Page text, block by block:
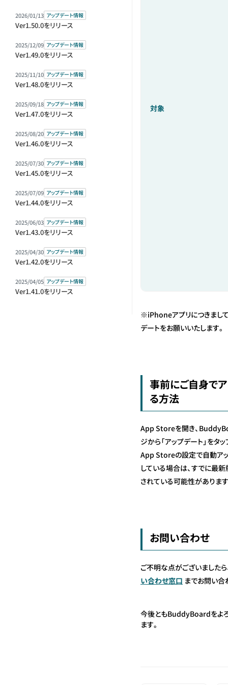
2026/01/13 アップデート情報
Ver1.50.0をリリース
2025/12/09 アップデート情報
Ver1.49.0をリリース
2025/11/10 アップデート情報
Ver1.48.0をリリース
2025/09/18 アップデート情報
Ver1.47.0をリリース
2025/08/20 アップデート情報
Ver1.46.0をリリース
2025/07/30 アップデート情報
Ver1.45.0をリリース
2025/07/09 アップデート情報
Ver1.44.0をリリース
2025/06/03 アップデート情報
Ver1.43.0をリリース
2025/04/30 アップデート情報
Ver1.42.0をリリース
2025/04/05 アップデート情報
Ver1.41.0をリリース
対象
※iPhoneアプリにつきまし
デートをお願いいたします。
事前にご自身で
る方法
App Storeを開き、
ジから「アップデート」をタ
App Storeの設定で自動ア
している場合は、すでに最
されている可能性がありま
お問い合わせ
ご不明な点がございました
い合わせ窓口 までお問い合
今後ともBuddyBoardをよ
ます。